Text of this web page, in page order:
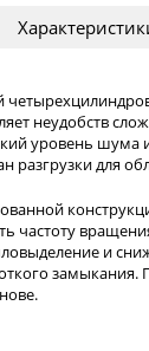
неудобств
уровень шума
разгрузки для
частоту
и